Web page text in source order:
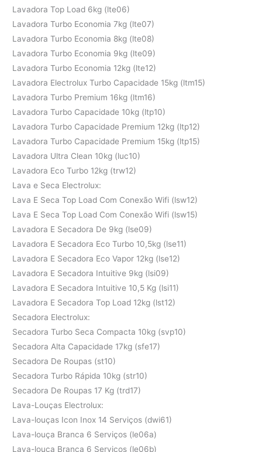
Lavadora Top Load 6kg (lte06)
Lavadora Turbo Economia 7kg (lte07)
Lavadora Turbo Economia 8kg (lte08)
Lavadora Turbo Economia 9kg (lte09)
Lavadora Turbo Economia 12kg (lte12)
Lavadora Electrolux Turbo Capacidade 15kg (ltm15)
Lavadora Turbo Premium 16kg (ltm16)
Lavadora Turbo Capacidade 10kg (ltp10)
Lavadora Turbo Capacidade Premium 12kg (ltp12)
Lavadora Turbo Capacidade Premium 15kg (ltp15)
Lavadora Ultra Clean 10kg (luc10)
Lavadora Eco Turbo 12kg (trw12)
Lava e Seca Electrolux:
Lava E Seca Top Load Com Conexão Wifi (lsw12)
Lava E Seca Top Load Com Conexão Wifi (lsw15)
Lavadora E Secadora De 9kg (lse09)
Lavadora E Secadora Eco Turbo 10,5kg (lse11)
Lavadora E Secadora Eco Vapor 12kg (lse12)
Lavadora E Secadora Intuitive 9kg (lsi09)
Lavadora E Secadora Intuitive 10,5 Kg (lsi11)
Lavadora E Secadora Top Load 12kg (lst12)
Secadora Electrolux:
Secadora Turbo Seca Compacta 10kg (svp10)
Secadora Alta Capacidade 17kg (sfe17)
Secadora De Roupas (st10)
Secadora Turbo Rápida 10kg (str10)
Secadora De Roupas 17 Kg (trd17)
Lava-Louças Electrolux:
Lava-louças Icon Inox 14 Serviços (dwi61)
Lava-louça Branca 6 Serviços (le06a)
Lava-louça Branca 6 Serviços (le06b)